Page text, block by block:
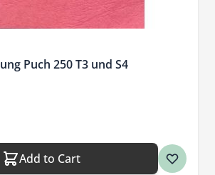
Puch 250 T3 und S4
Add to Cart